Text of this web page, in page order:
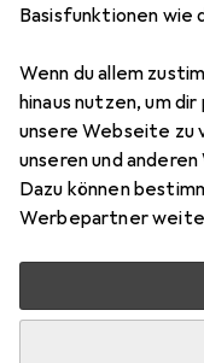
Basisfunktionen wie
Wenn du allem
hinaus nutzen, um
unsere Webseite zu
unseren und
Dazu können
Werbepartner
Zubehör für
Lichtblende
Hier findest du
LED Streifen,
LED